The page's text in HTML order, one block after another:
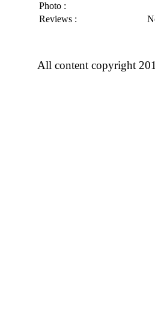
Photo :
Reviews :
All content copyright